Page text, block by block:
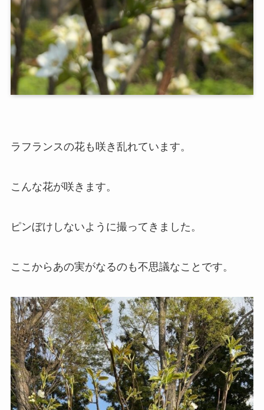
ラフランスの花も咲き乱れています。
こんな花が咲きます。
ピンぼけしないように撮ってきました。
ここからあの実がなるのも不思議なことです。